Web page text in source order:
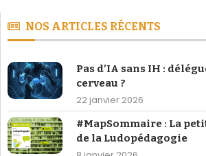
NOS ARTICLES RÉCENTS
Pas d’IA sans IH :
cerveau ?
22 janvier 2026
#MapSommaire : La
de la Ludopédagogie